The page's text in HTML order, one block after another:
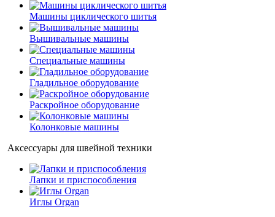
Машины циклического шитья
Вышивальные машины
Специальные машины
Гладильное оборудование
Раскройное оборудование
Колонковые машины
Аксессуары для швейной техники
Лапки и приспособления
Иглы Organ